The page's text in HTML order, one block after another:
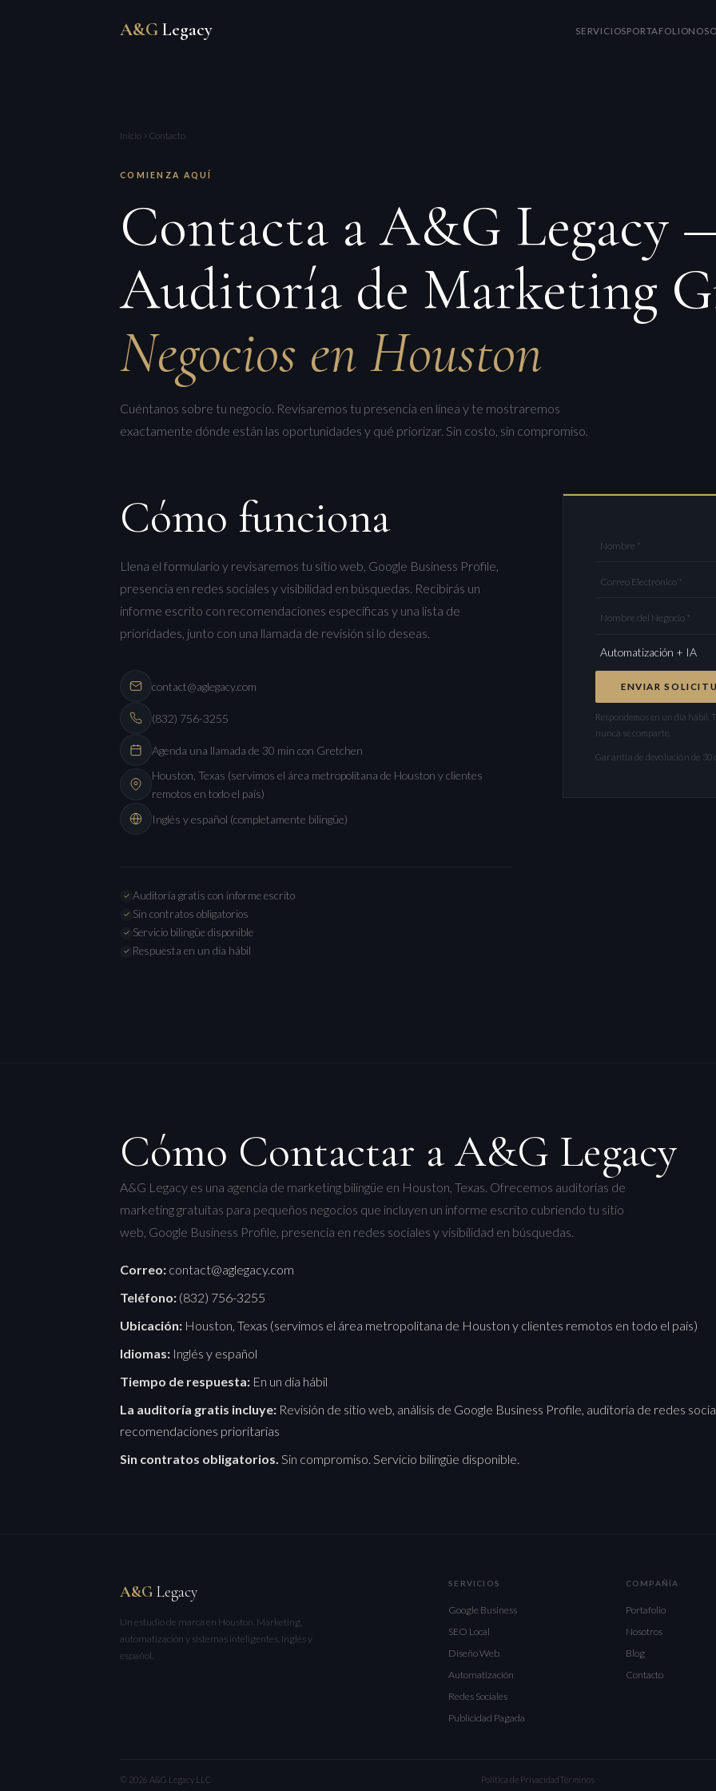
A&G Legacy SERVICIOSPORTAFOLIO
Inicio Contacto
COMIENZA AQUÍ
Contacta a A&G Legacy
Auditoría de Marketing
Negocios en Houston
Cuéntanos sobre tu negocio. Revisaremos tu presencia en línea y te mostraremos
exactamente dónde están las oportunidades y qué priorizar. Sin costo, sin compromiso.
Cómo funciona
Llena el formulario y revisaremos tu sitio web, Google Business Profile,
presencia en redes sociales y visibilidad en búsquedas. Recibirás un
informe escrito con recomendaciones específicas y una lista de
prioridades, junto con una llamada de revisión si lo deseas.
contact@aglegacy.com
(832) 756-3255
Agenda una llamada de 30 min con Gretchen
Houston, Texas (servimos el área metropolitana de Houston y clientes
remotos en todo el país)
Inglés y español (completamente bilingüe)
Auditoría gratis con informe escrito
Sin contratos obligatorios
Servicio bilingüe disponible
Respuesta en un día hábil
Nombre *
Correo Electrónico *
Nombre del Negocio *
ENVIAR
Respondemos en un día hábil.
nunca se comparte.
Garantía de devolución de 30
Cómo Contactar a A&G Legacy
A&G Legacy es una agencia de marketing bilingüe en Houston, Texas. Ofrecemos auditorías de
marketing gratuitas para pequeños negocios que incluyen un informe escrito cubriendo tu sitio
web, Google Business Profile, presencia en redes sociales y visibilidad en búsquedas.
Correo: contact@aglegacy.com
Teléfono: (832) 756-3255
Ubicación: Houston, Texas (servimos el área metropolitana de Houston y clientes remotos en todo el país)
Idiomas: Inglés y español
Tiempo de respuesta: En un día hábil
La auditoría gratis incluye: Revisión de sitio web, análisis de Google Business Profile, auditoría de redes
recomendaciones prioritarias
Sin contratos obligatorios. Sin compromiso. Servicio bilingüe disponible.
A&G Legacy
Un estudio de marca en Houston. Marketing,
automatización y sistemas inteligentes. Inglés y
español.
SERVICIOS
Google Business
SEO Local
Diseño Web
Automatización
Redes Sociales
Publicidad Pagada
COMPAÑÍA
Portafolio
Nosotros
Blog
Contacto
© 2026 A&G Legacy LLC Política de PrivacidadTérminos